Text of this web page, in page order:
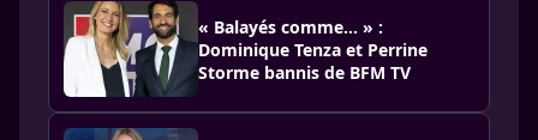
« Balayés comme... » :
Dominique Tenza et Perrine
Storme bannis de BFM TV